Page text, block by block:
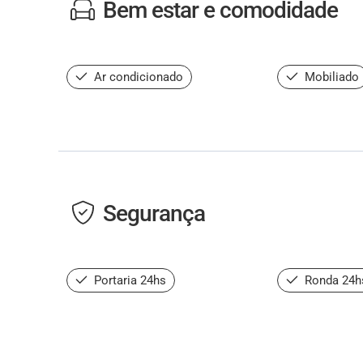
Bem estar e comodidade
Ar condicionado Mobiliado
Segurança
Portaria 24hs Ronda